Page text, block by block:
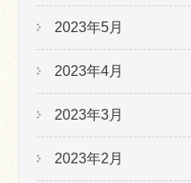
2023年5月
2023年4月
2023年3月
2023年2月